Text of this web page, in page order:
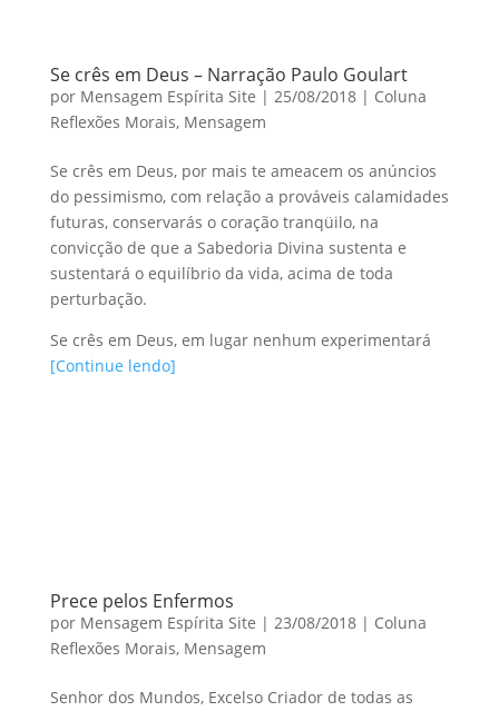
Se crês em Deus – Narração Paulo Goulart
por Mensagem Espírita Site | 25/08/2018| Coluna
Reflexões Morais, Mensagem
Se crês em Deus, por mais te ameacem os anúncios
do pessimismo, com relação a prováveis calamidades
futuras, conservarás o coração tranqüilo, na
convicção de que a Sabedoria Divina sustenta e
sustentará o equilíbrio da vida, acima de toda
perturbação.
Se crês em Deus, em lugar nenhum experimentará
[Continue lendo]
Prece pelos Enfermos
por Mensagem Espírita Site | 23/08/2018| Coluna
Reflexões Morais, Mensagem
Senhor dos Mundos, Excelso Criador de todas as